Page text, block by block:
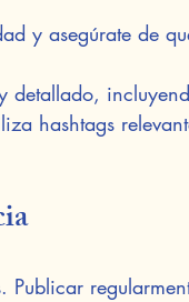
y asegúrate de
detallado,
hashtags
Publicar